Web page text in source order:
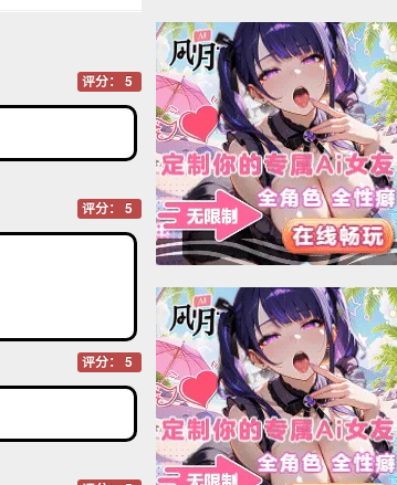
评分： 5
评分： 5
评分： 5